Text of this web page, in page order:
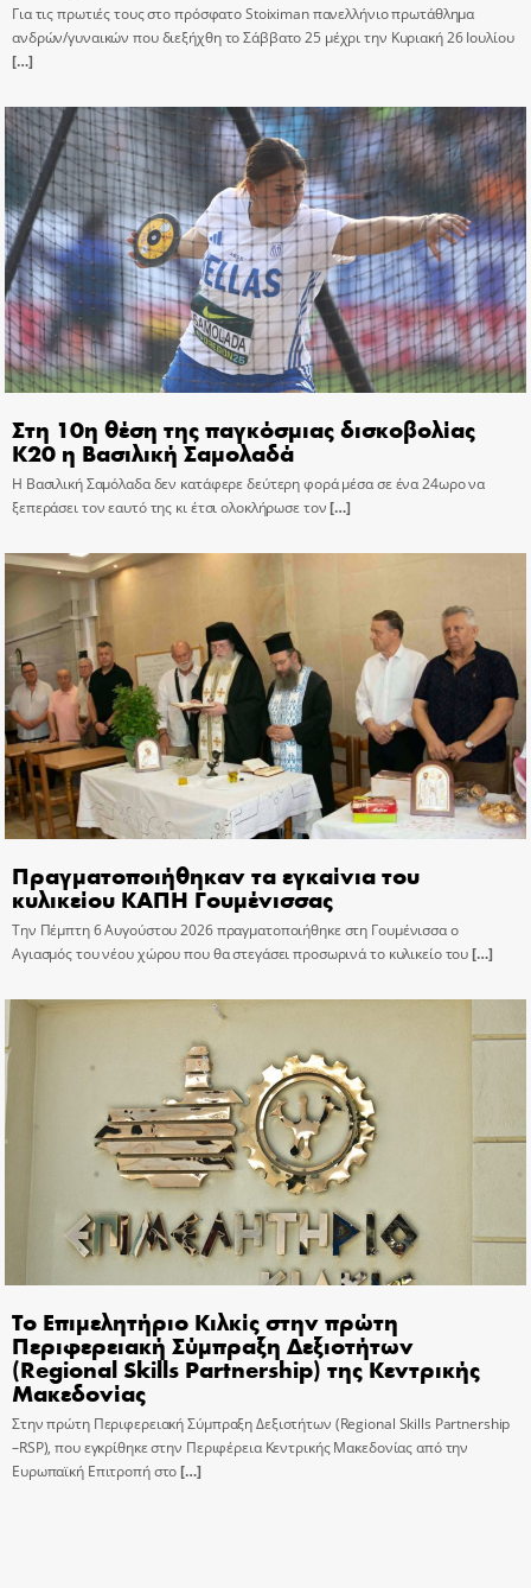
Για τις πρωτιές τους στο πρόσφατο Stoiximan πανελλήνιο πρωτάθλημα
ανδρών/γυναικών που διεξήχθη το Σάββατο 25 μέχρι την Κυριακή 26 Ιουλίου
[…]
Στη 10η θέση της παγκόσμιας δισκοβολίας
Κ20 η Βασιλική Σαμολαδά
Η Βασιλική Σαμόλαδα δεν κατάφερε δεύτερη φορά μέσα σε ένα 24ωρο να
ξεπεράσει τον εαυτό της κι έτσι ολοκλήρωσε τον[…]
Πραγματοποιήθηκαν τα εγκαίνια του
κυλικείου ΚΑΠΗ Γουμένισσας
Την Πέμπτη 6 Αυγούστου 2026 πραγματοποιήθηκε στη Γουμένισσα ο
Αγιασμός του νέου χώρου που θα στεγάσει προσωρινά το κυλικείο του[…]
Το Επιμελητήριο Κιλκίς στην πρώτη
Περιφερειακή Σύμπραξη Δεξιοτήτων
(Regional Skills Partnership) της Κεντρικής
Μακεδονίας
Στην πρώτη Περιφερειακή Σύμπραξη Δεξιοτήτων (Regional Skills Partnership
–RSP), που εγκρίθηκε στην Περιφέρεια Κεντρικής Μακεδονίας από την
Ευρωπαϊκή Επιτροπή στο[…]